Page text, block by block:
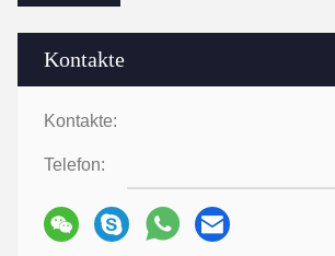
Kontakte
Kontakte:
Telefon: